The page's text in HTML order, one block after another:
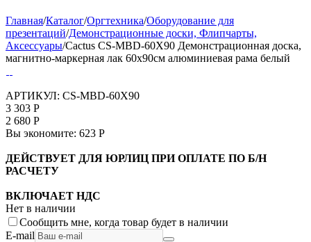
Главная/Каталог/Оргтехника/Оборудование для
презентаций/Демонстрационные доски, Флипчарты,
Аксессуары/Cactus CS-MBD-60X90 Демонстрационная доска,
магнитно-маркерная лак 60х90см алюминиевая рама белый
АРТИКУЛ: CS-MBD-60X90
3 303 Р
2 680 Р
Вы экономите: 623 Р
ДЕЙСТВУЕТ ДЛЯ ЮРЛИЦ ПРИ ОПЛАТЕ ПО Б/Н
РАСЧЕТУ
ВКЛЮЧАЕТ НДС
Нет в наличии
Сообщить мне, когда товар будет в наличии
E-mail